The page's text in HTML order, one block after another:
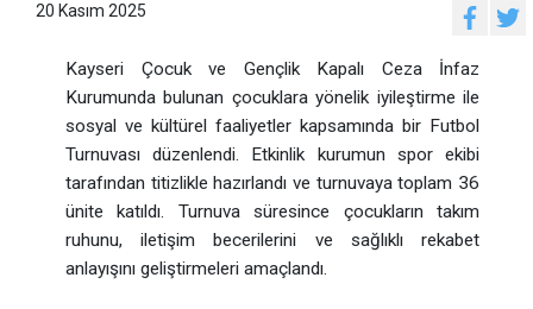
20 Kasım 2025
Kayseri Çocuk ve Gençlik Kapalı Ceza İnfaz
Kurumunda bulunan çocuklara yönelik iyileştirme ile
sosyal ve kültürel faaliyetler kapsamında bir Futbol
Turnuvası düzenlendi. Etkinlik kurumun spor ekibi
tarafından titizlikle hazırlandı ve turnuvaya toplam 36
ünite katıldı. Turnuva süresince çocukların takım
ruhunu, iletişim becerilerini ve sağlıklı rekabet
anlayışını geliştirmeleri amaçlandı.